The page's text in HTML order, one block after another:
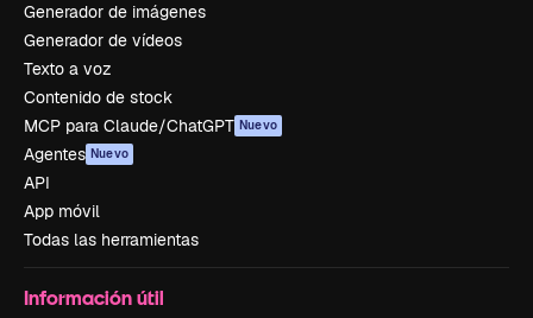
Generador de imágenes
Generador de vídeos
Texto a voz
Contenido de stock
MCP para Claude/ChatGPT Nuevo
Agentes Nuevo
API
App móvil
Todas las herramientas
Información útil